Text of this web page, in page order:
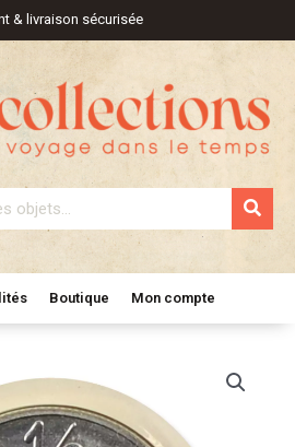
& livraison sécurisée
Boutique Mon compte